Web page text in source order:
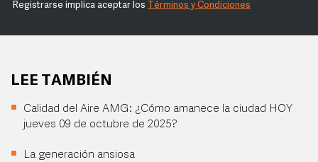
Registrarse implica aceptar los Términos y Condiciones
LEE TAMBIÉN
Calidad del Aire AMG: ¿Cómo amanece la ciudad HOY
jueves 09 de octubre de 2025?
La generación ansiosa